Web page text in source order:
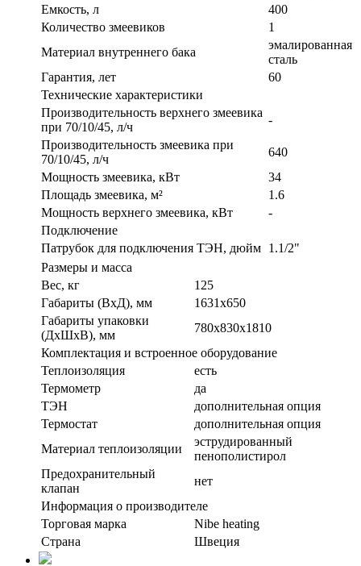
Емкость, л
400
Количество змеевиков
1
Материал внутреннего бака
эмалированная
сталь
Гарантия, лет
60
Технические характеристики
Производительность верхнего змеевика
при 70/10/45, л/ч
-
Производительность змеевика при
70/10/45, л/ч
640
Мощность змеевика, кВт
34
Площадь змеевика, м²
1.6
Мощность верхнего змеевика, кВт
-
Подключение
Патрубок для подключения ТЭН, дюйм 1.1/2"
Размеры и масса
Вес, кг
125
Габариты (ВхД), мм
1631х650
Габариты упаковки
(ДxШxВ), мм
780x830x1810
Комплектация и встроенное оборудование
Теплоизоляция
есть
Термометр
да
ТЭН
дополнительная опция
Термостат
дополнительная опция
Материал теплоизоляции
эструдированный
пенополистирол
Предохранительный
клапан
нет
Информация о производителе
Торговая марка
Nibe heating
Страна
Швеция